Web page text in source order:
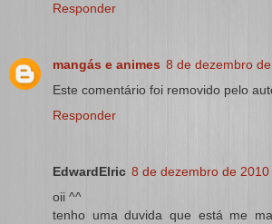
Responder
mangás e animes 8 de dezembro
Este comentário foi removido pelo
Responder
EdwardElric 8 de dezembro de 2010
oii ^^
tenho uma duvida que está me